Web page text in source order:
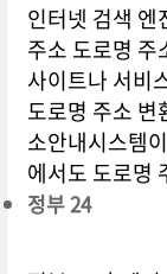
인터넷 검색
주소 도로명
사이트나 서비
도로명 주소
소안내시스템
에서도 도로명
정부 24